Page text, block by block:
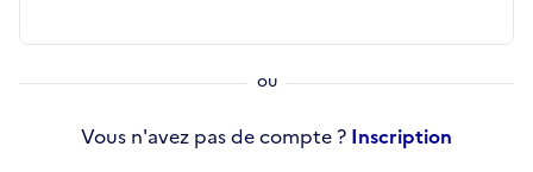
Vous n'avez pas de compte ? Inscription